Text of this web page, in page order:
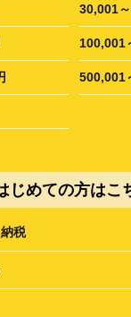
30,001
100,001
500,001
じめての方はこ
税